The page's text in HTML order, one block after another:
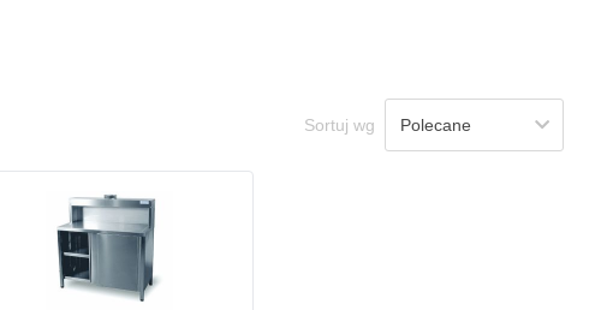
Sortuj wg
W magazynie
45zł
Dodaj do koszyka